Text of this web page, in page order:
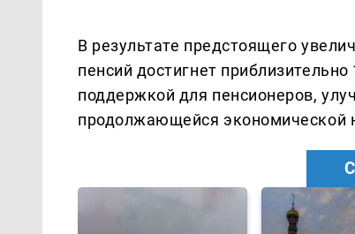
В результате предстоящего
пенсий достигнет
поддержкой для пенсионеров,
продолжающейся экономической